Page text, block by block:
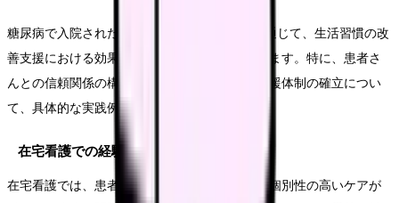
糖尿病で入院されたB氏（50代女性）の事例を通じて、生活習慣の改
善支援における効果的なアプローチ方法を学びます。特に、患者さ
んとの信頼関係の構築や、多職種連携による支援体制の確立につい
て、具体的な実践例を交えて説明します。
在宅看護での経験談
在宅看護では、患者さんの生活環境に合わせた個別性の高いケアが